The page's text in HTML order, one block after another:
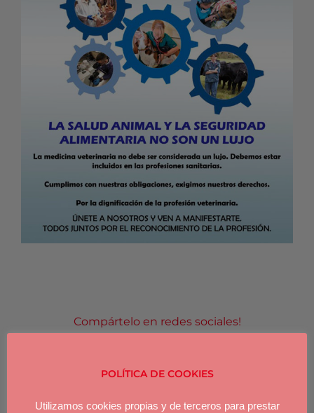
Compártelo en redes sociales!
POLÍTICA DE COOKIES
Utilizamos cookies propias y de terceros para prestar